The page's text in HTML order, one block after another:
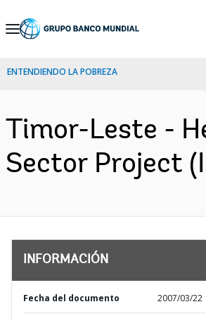
Skip
Navigation
ENTENDIENDO LA POBREZA
Timor-Leste -
Sector Project
INFORMACIÓN
Fecha del documento 2007/03/22